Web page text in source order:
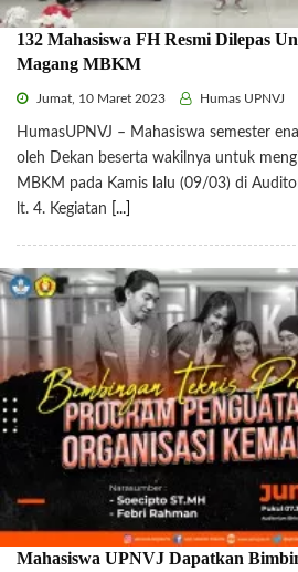
132 Mahasiswa FH Resmi Dilepas
Magang MBKM
Jumat, 10 Maret 2023 Humas UPNVJ
HumasUPNVJ – Mahasiswa semester
oleh Dekan beserta wakilnya untuk
MBKM pada Kamis lalu (09/03) di
lt. 4. Kegiatan
[...]
Mahasiswa UPNVJ Dapatkan